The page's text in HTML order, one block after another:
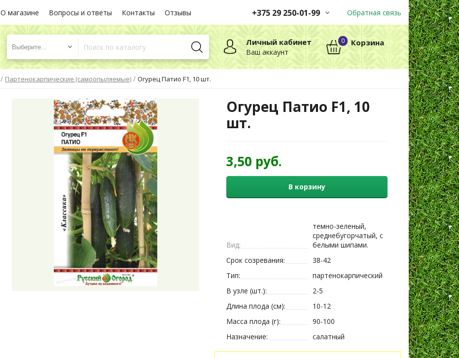
О магазине Вопросы и ответы Контакты Отзывы +375 29 250-01-99
автоматически через корзину
круглосуточно без выходных
Обратная связь
Выберите... Личный кабинет
Ваш аккаунт
0 Корзина
/ Партенокарпические (самоопыляемые) / Огурец Патио F1, 10 шт.
Огурец Патио F1, 10
шт.
3,50 руб.
В корзину
Вид:
темно-зеленый,
среднебугорчатый, с
белыми шипами.
Срок созревания:
38-42
Тип:
партенокарпический
В узле (шт.):
2-5
Длина плода (см):
10-12
Масса плода (г):
90-100
Назначение:
салатный